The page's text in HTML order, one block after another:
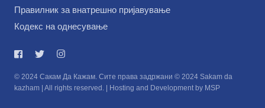
Правилник за внатрешно пријавување
Кодекс на однесување
© 2024 Сакам Да Кажам. Сите права задржани © 2024 Sakam da
kazham | All rights reserved. | Hosting and Development by MSP